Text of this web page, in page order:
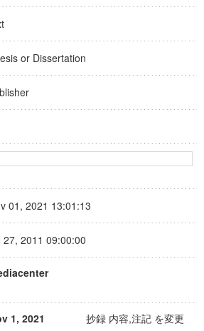
or Dissertation
01, 2021 13:01:13
27, 2011 09:00:00
1, 2021 抄録 内容,注記 を変更